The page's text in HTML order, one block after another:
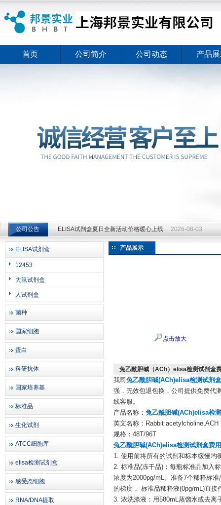
上海邦景实业有限公司
首页 公司简介 公司动态 产品
公司公告 ELISA试剂盒夏日全新活动价格暖心上线 2026-08-03
ELISA试剂盒夏日全新活动价格暖心上线
ELISA试剂盒
12453
大鼠试剂盒
人试剂盒
菌种
国家细胞
蛋白
科研抗体
国家培养基
标准品
生化试剂
ATCC细胞库
elisa检测试剂盒
感受态细胞
RNA/DNA提取
产品展示
点击放大
兔乙酰胆碱（ACh）elisa检测试剂盒
我司 兔乙酰胆碱(ACh)elisa检测试剂
强，无效包退包换，公司提供免费代
线客服。
产品名称： 兔乙酰胆碱(ACh)elisa检
英文名称：Rabbit acetylcholine,ACH
规格：48T/96T
兔乙酰胆碱(ACh)elisa检测试剂盒费用
1. 使用前将所有的试剂和标本缓慢均
2. 标准品(冻干品)：每瓶标准品加入
浓度为2000pg/mL。准备7个稀释标
的梯度， 标准品稀释液(0pg/mL)直
3. 浓洗涤液：用580mL蒸馏水或去离